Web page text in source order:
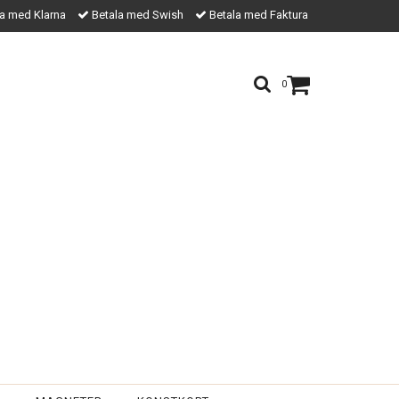
med Klarna Betala med Swish Betala med Faktura
0